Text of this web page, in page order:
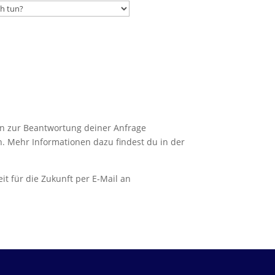
zur Beantwortung deiner Anfrage
Mehr Informationen dazu findest du in der
für die Zukunft per E-Mail an